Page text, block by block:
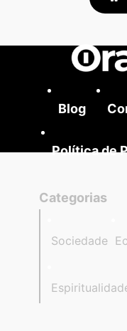
Blog
Política de
Categorias
Sociedade